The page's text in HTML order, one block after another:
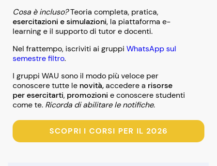
Cosa è incluso?Teoria completa, pratica,
esercitazioni e simulazioni, la piattaforma e-
learning e il supporto di tutor e docenti.
Nel frattempo, iscriviti ai gruppi WhatsApp sul
semestre filtro.
I gruppi WAU sono il modo più veloce per
conoscere tutte le novità,accedere a risorse
per esercitarti, promozioni e conoscere studenti
come te. Ricorda di abilitare le notifiche.
SCOPRI I CORSI PER IL 2026